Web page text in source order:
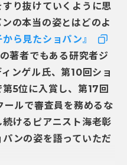
り抜けていくように思
の本当の姿とはどのよ
から見たショパン』
著者でもある研究者ジ
ンゲル氏、第10回ショ
5位に入賞し、第17回
ルで審査員を務めるな
けるピアニスト海老彰
ンの姿を語っていただ